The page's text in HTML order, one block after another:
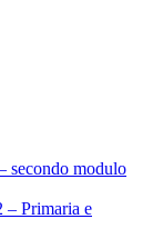
secondo modulo
– Primaria e